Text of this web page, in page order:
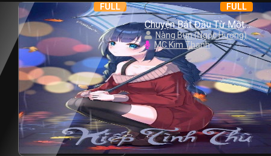
FULL
Chuyện Bắt Đầu Từ Một
Nụ Hồng
Nàng Bun (Ngọc Hương)
MC Kim Thanh
FULL